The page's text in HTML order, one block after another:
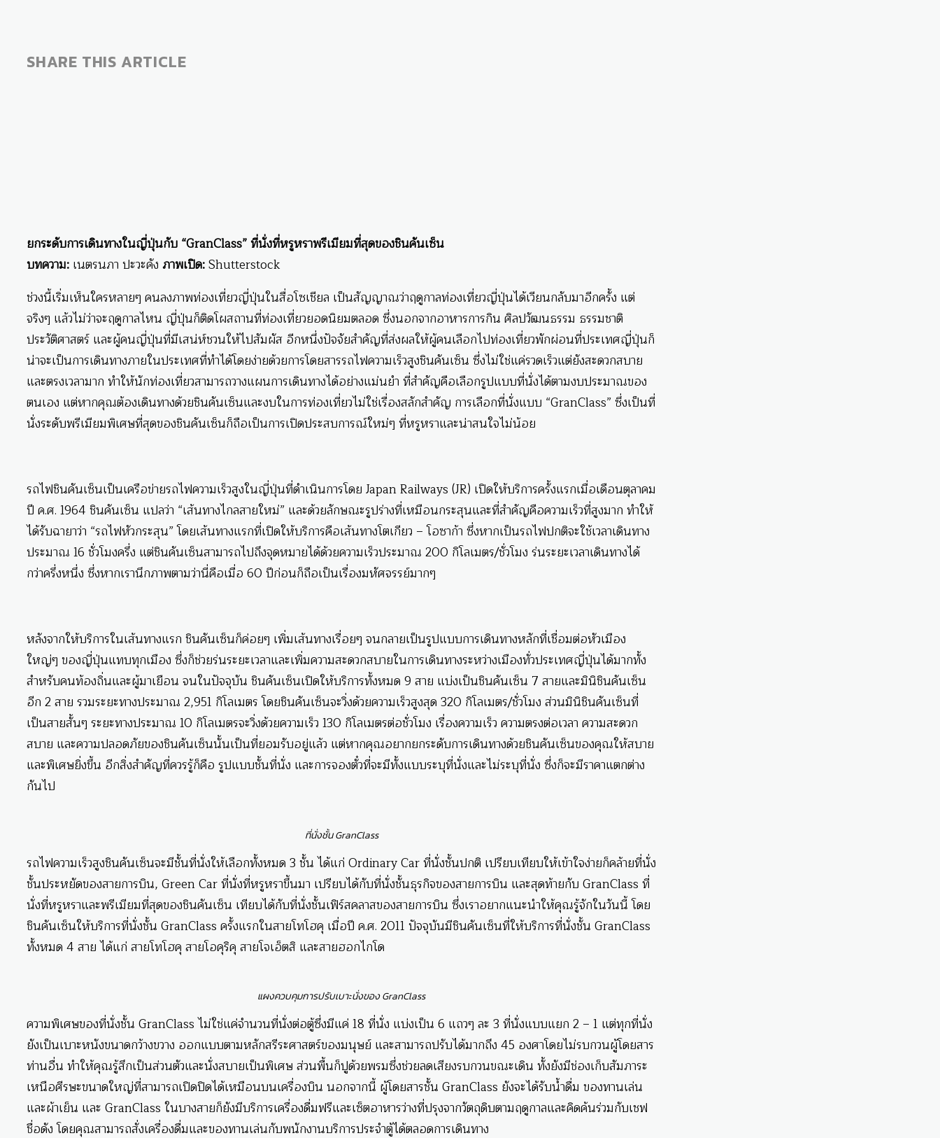
SHARE THIS ARTICLE
ยกระดับการเดินทางในญี่ปุ่นกับ “GranClass” ที่นั่งที่หรูหราพรีเมียมที่สุดของชินคันเซ็น
บทความ: เนตรนภา ปะวะคัง ภาพเปิด:Shutterstock
ช่วงนี้เริ่มเห็นใครหลายๆ คนลงภาพท่องเที่ยวญี่ปุ่นในสื่อโซเชียล เป็นสัญญาณว่าฤดูกาลท่องเที่ยวญี่ปุ่นได้เวียนกลับมาอีกครั้ง แต่
จริงๆ แล้วไม่ว่าจะฤดูกาลไหน ญี่ปุ่นก็ติดโผสถานที่ท่องเที่ยวยอดนิยมตลอด ซึ่งนอกจากอาหารการกิน ศิลปวัฒนธรรม ธรรมชาติ
ประวัติศาสตร์ และผู้คนญี่ปุ่นที่มีเสน่ห์ชวนให้ไปสัมผัส อีกหนึ่งปัจจัยสำคัญที่ส่งผลให้ผู้คนเลือกไปท่องเที่ยวพักผ่อนที่ประเทศญี่ปุ่นก็
น่าจะเป็นการเดินทางภายในประเทศที่ทำได้โดยง่ายด้วยการโดยสารรถไฟความเร็วสูงชินคันเซ็น ซึ่งไม่ใช่แค่รวดเร็วแต่ยังสะดวกสบาย
และตรงเวลามาก ทำให้นักท่องเที่ยวสามารถวางแผนการเดินทางได้อย่างแม่นยำ ที่สำคัญคือเลือกรูปแบบที่นั่งได้ตามงบประมาณของ
ตนเอง แต่หากคุณต้องเดินทางด้วยชินคันเซ็นและงบในการท่องเที่ยวไม่ใช่เรื่องสลักสำคัญ การเลือกที่นั่งแบบ “GranClass” ซึ่งเป็นที่
นั่งระดับพรีเมียมพิเศษที่สุดของชินคันเซ็นก็ถือเป็นการเปิดประสบการณ์ใหม่ๆ ที่หรูหราและน่าสนใจไม่น้อย
รถไฟชินคันเซ็นเป็นเครือข่ายรถไฟความเร็วสูงในญี่ปุ่นที่ดำเนินการโดย Japan Railways (JR) เปิดให้บริการครั้งแรกเมื่อเดือนตุลาคม
ปี ค.ศ. 1964 ชินคันเซ็น แปลว่า “เส้นทางไกลสายใหม่” และด้วยลักษณะรูปร่างที่เหมือนกระสุนและที่สำคัญคือความเร็วที่สูงมาก ทำให้
ได้รับฉายาว่า “รถไฟหัวกระสุน” โดยเส้นทางแรกที่เปิดให้บริการคือเส้นทางโตเกียว – โอซาก้า ซึ่งหากเป็นรถไฟปกติจะใช้เวลาเดินทาง
ประมาณ 16 ชั่วโมงครึ่ง แต่ชินคันเซ็นสามารถไปถึงจุดหมายได้ด้วยความเร็วประมาณ 200 กิโลเมตร/ชั่วโมง ร่นระยะเวลาเดินทางได้
กว่าครึ่งหนึ่ง ซึ่งหากเรานึกภาพตามว่านี่คือเมื่อ 60 ปีก่อนก็ถือเป็นเรื่องมหัศจรรย์มากๆ
หลังจากให้บริการในเส้นทางแรก ชินคันเซ็นก็ค่อยๆ เพิ่มเส้นทางเรื่อยๆ จนกลายเป็นรูปแบบการเดินทางหลักที่เชื่อมต่อหัวเมือง
ใหญ่ๆ ของญี่ปุ่นแทบทุกเมือง ซึ่งก็ช่วยร่นระยะเวลาและเพิ่มความสะดวกสบายในการเดินทางระหว่างเมืองทั่วประเทศญี่ปุ่นได้มากทั้ง
สำหรับคนท้องถิ่นและผู้มาเยือน จนในปัจจุบัน ชินคันเซ็นเปิดให้บริการทั้งหมด 9 สาย แบ่งเป็นชินคันเซ็น 7 สายและมินิชินคันเซ็น
อีก 2 สาย รวมระยะทางประมาณ 2,951 กิโลเมตร โดยชินคันเซ็นจะวิ่งด้วยความเร็วสูงสุด 320 กิโลเมตร/ชั่วโมง ส่วนมินิชินคันเซ็นที่
เป็นสายสั้นๆ ระยะทางประมาณ 10 กิโลเมตรจะวิ่งด้วยความเร็ว 130 กิโลเมตรต่อชั่วโมง เรื่องความเร็ว ความตรงต่อเวลา ความสะดวก
สบาย และความปลอดภัยของชินคันเซ็นนั้นเป็นที่ยอมรับอยู่แล้ว แต่หากคุณอยากยกระดับการเดินทางด้วยชินคันเซ็นของคุณให้สบาย
และพิเศษยิ่งขึ้น อีกสิ่งสำคัญที่ควรรู้ก็คือ รูปแบบชั้นที่นั่ง และการจองตั๋วที่จะมีทั้งแบบระบุที่นั่งและไม่ระบุที่นั่ง ซึ่งก็จะมีราคาแตกต่าง
กันไป
ที่นั่งชั้น GranClass
รถไฟความเร็วสูงชินคันเซ็นจะมีชั้นที่นั่งให้เลือกทั้งหมด 3 ชั้น ได้แก่ Ordinary Car ที่นั่งชั้นปกติ เปรียบเทียบให้เข้าใจง่ายก็คล้ายที่นั่ง
ชั้นประหยัดของสายการบิน, Green Car ที่นั่งที่หรูหราขึ้นมา เปรียบได้กับที่นั่งชั้นธุรกิจของสายการบิน และสุดท้ายกับ GranClass ที่
นั่งที่หรูหราและพรีเมียมที่สุดของชินคันเซ็น เทียบได้กับที่นั่งชั้นเฟิร์สคลาสของสายการบิน ซึ่งเราอยากแนะนำให้คุณรู้จักในวันนี้ โดย
ชินคันเซ็นให้บริการที่นั่งชั้น GranClass ครั้งแรกในสายโทโฮคุ เมื่อปี ค.ศ. 2011 ปัจจุบันมีชินคันเซ็นที่ให้บริการที่นั่งชั้น GranClass
ทั้งหมด 4 สาย ได้แก่ สายโทโฮคุ สายโอคุริคุ สายโจเอ็ตสิ และสายฮอกไกโด
แผงควบคุมการปรับเบาะนั่งของ GranClass
ความพิเศษของที่นั่งชั้น GranClass ไม่ใช่แค่จำนวนที่นั่งต่อตู้ซึ่งมีแค่ 18 ที่นั่ง แบ่งเป็น 6 แถวๆ ละ 3 ที่นั่งแบบแยก 2 – 1 แต่ทุกที่นั่ง
ยังเป็นเบาะหนังขนาดกว้างขวาง ออกแบบตามหลักสรีระศาสตร์ของมนุษย์ และสามารถปรับได้มากถึง 45 องศาโดยไม่รบกวนผู้โดยสาร
ท่านอื่น ทำให้คุณรู้สึกเป็นส่วนตัวและนั่งสบายเป็นพิเศษ ส่วนพื้นก็ปูด้วยพรมซึ่งช่วยลดเสียงรบกวนขณะเดิน ทั้งยังมีช่องเก็บสัมภาระ
เหนือศีรษะขนาดใหญ่ที่สามารถเปิดปิดได้เหมือนบนเครื่องบิน นอกจากนี้ ผู้โดยสารชั้น GranClass ยังจะได้รับน้ำดื่ม ของทานเล่น
และผ้าเย็น และ GranClass ในบางสายก็ยังมีบริการเครื่องดื่มฟรีและเซ็ตอาหารว่างที่ปรุงจากวัตถุดิบตามฤดูกาลและคิดค้นร่วมกับเชฟ
ชื่อดัง โดยคุณสามารถสั่งเครื่องดื่มและของทานเล่นกับพนักงานบริการประจำตู้ได้ตลอดการเดินทาง